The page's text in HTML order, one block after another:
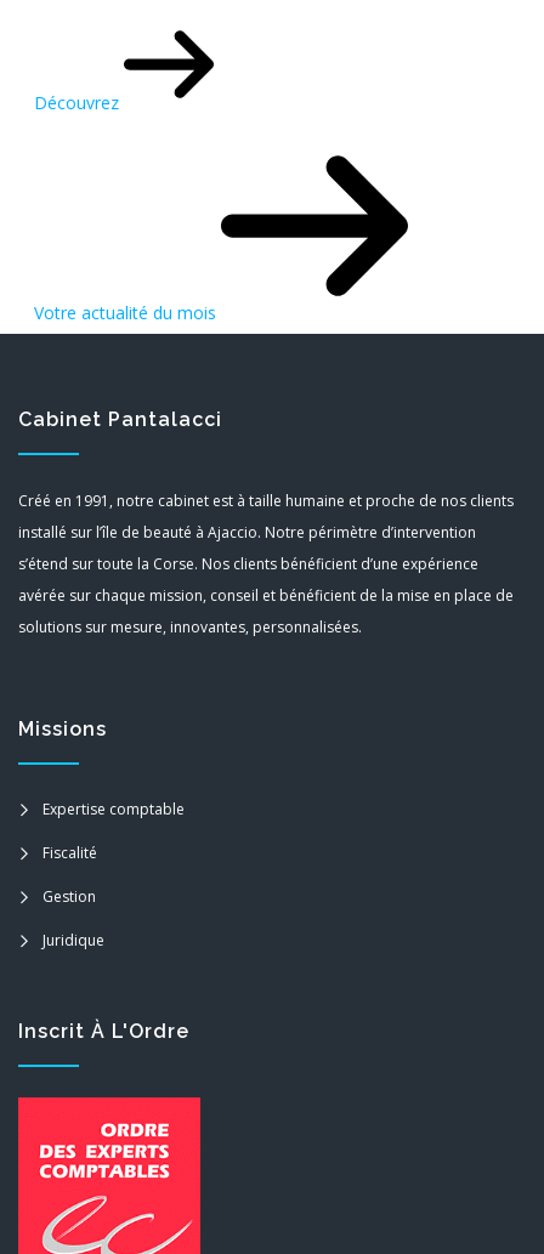
Découvrez
Votre actualité du mois
Cabinet Pantalacci
Créé en 1991, notre cabinet est à taille humaine et proche de nos clients
installé sur l’île de beauté à Ajaccio. Notre périmètre d’intervention
s’étend sur toute la Corse. Nos clients bénéficient d’une expérience
avérée sur chaque mission, conseil et bénéficient de la mise en place de
solutions sur mesure, innovantes, personnalisées.
Missions
Expertise comptable
Fiscalité
Gestion
Juridique
Inscrit À L'Ordre